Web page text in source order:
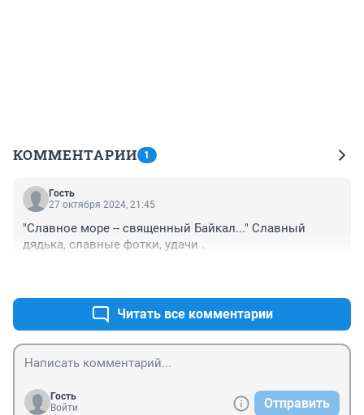
КОММЕНТАРИИ 1
Гость
27 октября 2024, 21:45
"Славное море -- священный Байкал..." Славный
дядька, славные фотки, удачи .
Читать все комментарии
Гость
Войти
Отправить